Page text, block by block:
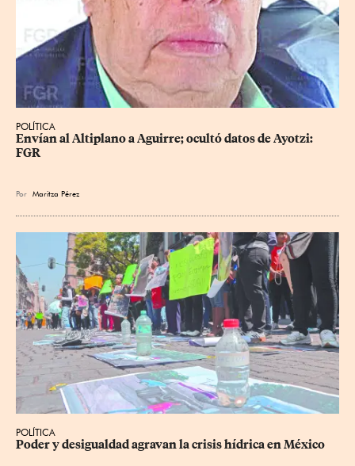
POLÍTICA
Envían al Altiplano a Aguirre; ocultó datos de Ayotzi:
FGR
Por Maritza Pérez
POLÍTICA
Poder y desigualdad agravan la crisis hídrica en México